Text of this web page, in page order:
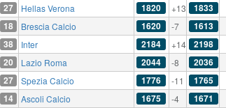
27 Hellas Verona 1820 +13 1833
18 Brescia Calcio 1620 -7 1613
38 Inter 2184 +14 2198
20 Lazio Roma 2044 -8 2036
27 Spezia Calcio 1776 -11 1765
14 Ascoli Calcio 1675 -4 1671